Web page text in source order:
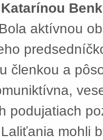
Katarínou
aktívnou
členkou a
podujatiach
mohli